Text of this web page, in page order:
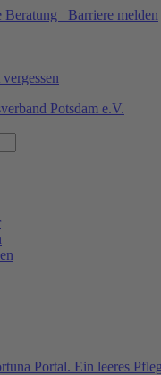
Beratung Barriere melden